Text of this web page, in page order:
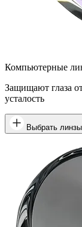
Компьютерные
Защищают глаза
усталость
Выбрать линзы